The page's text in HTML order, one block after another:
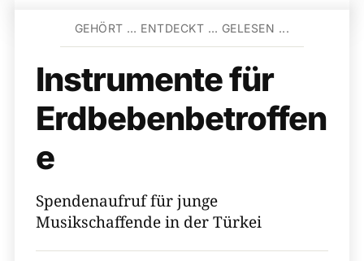
GEHÖRT … ENTDECKT … GELESEN ...
Instrumente für
Erdbebenbetroffen
e
Spendenaufruf für junge
Musikschaffende in der Türkei